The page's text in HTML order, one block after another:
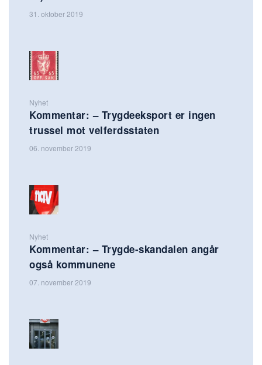
31. oktober 2019
Nyhet
Kommentar: – Trygdeeksport er ingen
trussel mot velferdsstaten
06. november 2019
Nyhet
Kommentar: – Trygde-skandalen angår
også kommunene
07. november 2019